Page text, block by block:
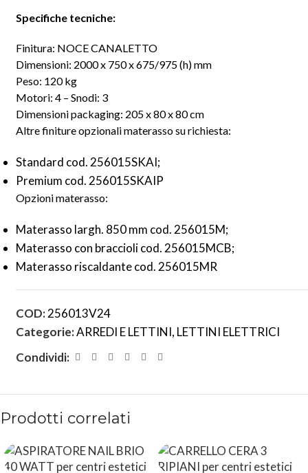
Specifiche tecniche:
Finitura: NOCE CANALETTO
Dimensioni: 2000 x 750 x 675/975 (h) mm
Peso: 120 kg
Motori: 4 – Snodi: 3
Dimensioni packaging: 205 x 80 x 80 cm
Altre finiture opzionali materasso su richiesta:
Standard cod. 256015SKAI;
Premium cod. 256015SKAIP
Opzioni materasso:
Materasso largh. 850 mm cod. 256015M;
Materasso con braccioli cod. 256015MCB;
Materasso riscaldante cod. 256015MR
COD:256013V24
Categorie:ARREDI E LETTINI, LETTINI ELETTRICI
Condividi:
Prodotti correlati